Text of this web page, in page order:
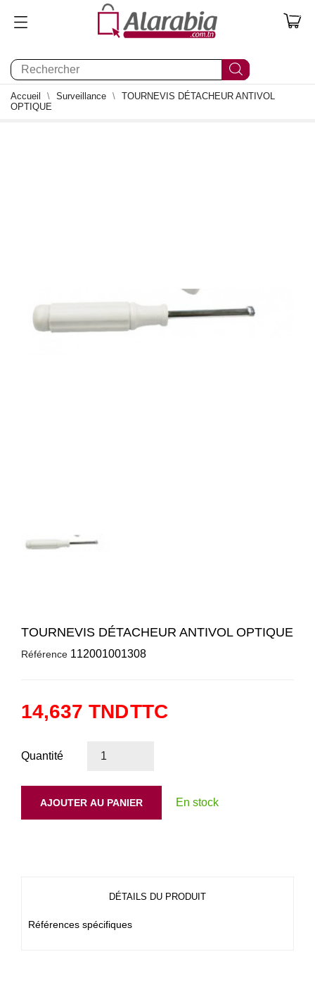
0
Accueil Surveillance
TOURNEVIS DÉTACHEUR ANTIVOL
OPTIQUE
TOURNEVIS DÉTACHEUR ANTIVOL OPTIQUE
Référence 112001001308
14,637 TNDTTC
Quantité
AJOUTER AU PANIER En stock
DÉTAILS DU PRODUIT
Références spécifiques